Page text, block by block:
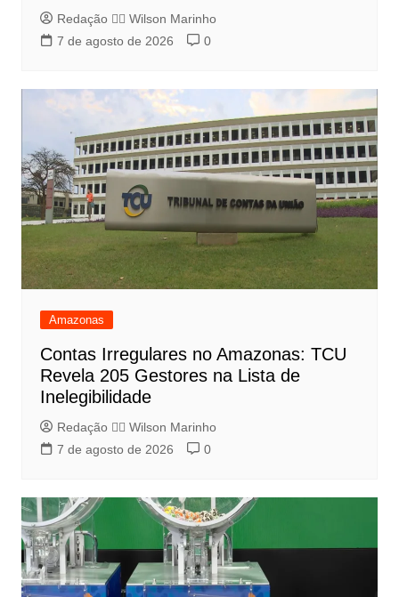
Redação 👨‍⚖️​ Wilson Marinho
7 de agosto de 2026
0
Amazonas
Contas Irregulares no Amazonas: TCU
Revela 205 Gestores na Lista de
Inelegibilidade
Redação 👨‍⚖️​ Wilson Marinho
7 de agosto de 2026
0